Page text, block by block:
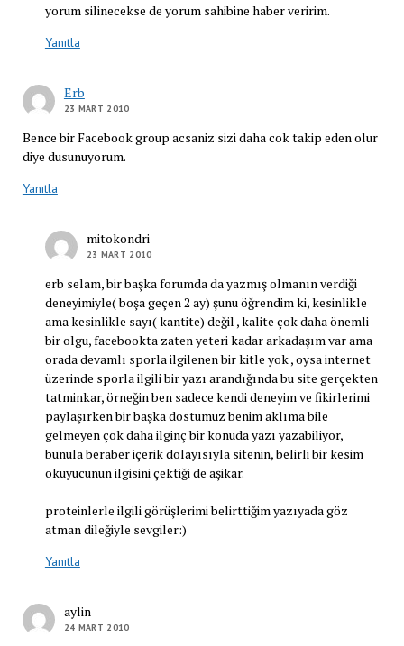
yorum silinecekse de yorum sahibine haber veririm.
Yanıtla
Erb
23 MART 2010
Bence bir Facebook group acsaniz sizi daha cok takip eden olur
diye dusunuyorum.
Yanıtla
mitokondri
23 MART 2010
erb selam, bir başka forumda da yazmış olmanın verdiği
deneyimiyle( boşa geçen 2 ay) şunu öğrendim ki, kesinlikle
ama kesinlikle sayı( kantite) değil , kalite çok daha önemli
bir olgu, facebookta zaten yeteri kadar arkadaşım var ama
orada devamlı sporla ilgilenen bir kitle yok , oysa internet
üzerinde sporla ilgili bir yazı arandığında bu site gerçekten
tatminkar, örneğin ben sadece kendi deneyim ve fikirlerimi
paylaşırken bir başka dostumuz benim aklıma bile
gelmeyen çok daha ilginç bir konuda yazı yazabiliyor,
bunula beraber içerik dolayısıyla sitenin, belirli bir kesim
okuyucunun ilgisini çektiği de aşikar.
proteinlerle ilgili görüşlerimi belirttiğim yazıyada göz
atman dileğiyle sevgiler:)
Yanıtla
aylin
24 MART 2010